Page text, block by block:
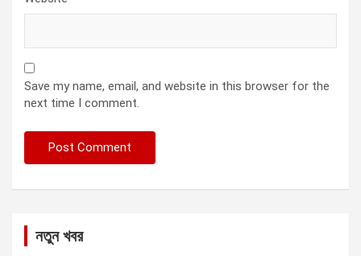
Save my name, email, and website in this browser for the
next time I comment.
নতুন খবর